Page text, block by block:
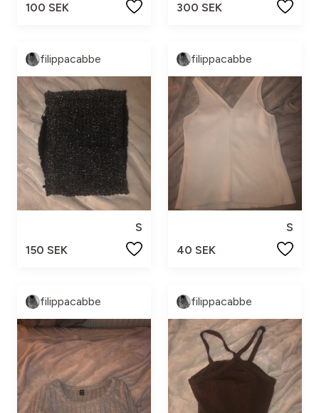
100 SEK
300 SEK
filippacabbe
S
150 SEK
filippacabbe
S
40 SEK
filippacabbe filippacabbe